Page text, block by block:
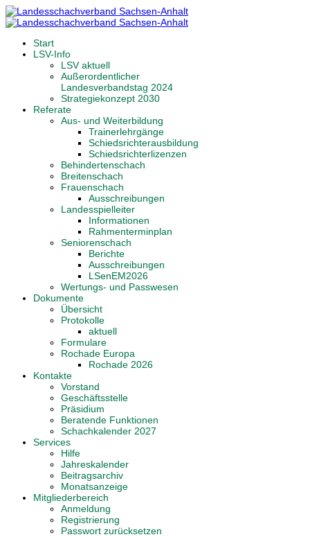
Start
LSV-Info
LSV aktuell
Außerordentlicher
Landesverbandstag 2024
Strategiekonzept 2030
Referate
Aus- und Weiterbildung
Trainerlehrgänge
Schiedsrichterausbildung
Schiedsrichterlizenzen
Behindertenschach
Breitenschach
Frauenschach
Ausschreibungen
Landesspielleiter
Informationen
Rahmenterminplan
Seniorenschach
Berichte
Ausschreibungen
LSenEM2026
Wertungs- und Passwesen
Dokumente
Übersicht
Protokolle
aktuell
Formulare
Rochade Europa
Rochade 2026
Kontakte
Vorstand
Geschäftsstelle
Präsidium
Beratende Funktionen
Schachkalender 2027
Services
Hilfe
Jahreskalender
Beitragsarchiv
Monatsanzeige
Mitgliederbereich
Anmeldung
Registrierung
Passwort zurücksetzen